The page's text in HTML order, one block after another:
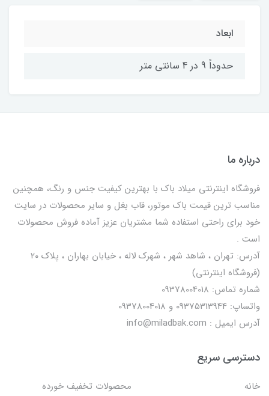
ابعاد
حدوداً 9 در 4 سانتی متر
درباره ما
فروشگاه اینترنتی میلاد باک با بهترین کیفیت جنس و رنگ، همچنین
مناسب ترین قیمت باک موتور، قاب بغل و سایر محصولات در سایت
خود برای راحتی استفاده شما مشتریان عزیز آماده فروش محصولات
است .
آدرس: تهران ، شاهد شهر ، شهرک لاله ، خیابان بهاران ، پلاک ۲۰
(فروشگاه اینترنتی)
شماره تماس: 09378004018
واتساپ: 09375313944 و 09378004018
آدرس ایمیل : info@miladbak.com
دسترسی سریع
خانه محصولات تخفیف خورده